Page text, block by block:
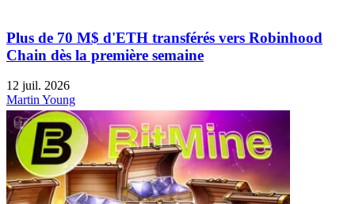
Plus de 70 M$ d'ETH transférés vers Robinhood
Chain dès la première semaine
12 juil. 2026
Martin Young